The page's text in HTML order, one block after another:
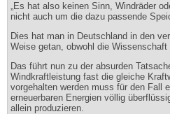
„Es hat also keinen Sinn, Windräder
nicht auch um die dazu passende
Dies hat man in Deutschland in den
Weise getan, obwohl die
Das führt nun zu der absurden
Windkraftleistung fast die gleiche
vorgehalten werden muss für den Fall
erneuerbaren Energien völlig
allein produzieren.